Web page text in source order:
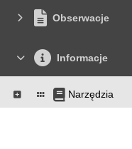
Obserwacje
Informacje
Narzędzia